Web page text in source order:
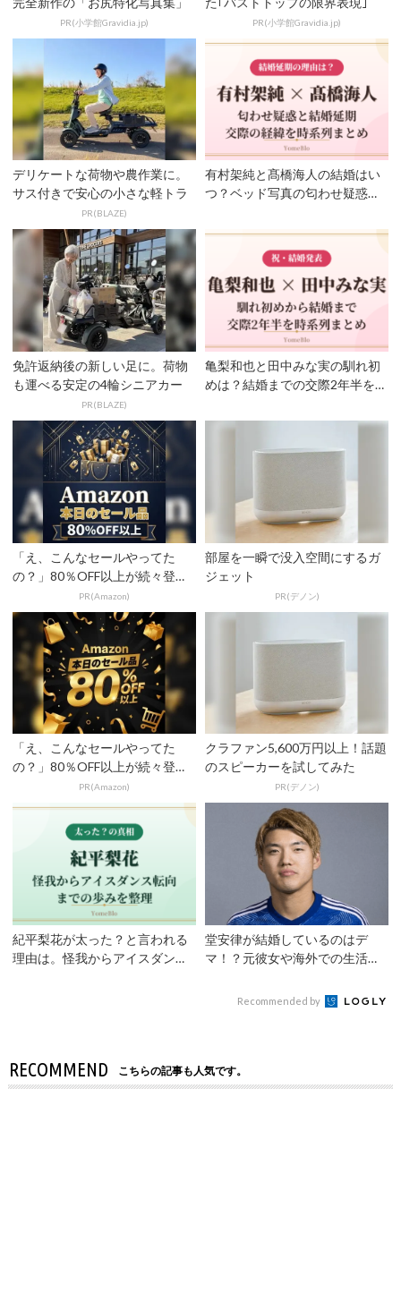
PR(小学館Gravidia.jp) PR(小学館Gravidia.jp)
デリケートな荷物や農作業に。
サス付きで安心の小さな軽トラ
PR(BLAZE)
有村架純と髙橋海人の結婚はい
つ？ベッド写真の匂わせ疑惑
免許返納後の新しい足に。荷物
も運べる安定の4輪シニアカー
PR(BLAZE)
亀梨和也と田中みな実の馴れ初
めは？結婚までの交際2年半を時
「え、こんなセールやってた
の？」80％OFF以上が続々登
場！Amazonの本気が...
PR(Amazon)
部屋を一瞬で没入空間にするガ
ジェット
PR(デノン)
「え、こんなセールやってた
の？」80％OFF以上が続々登
場！Amazonの本気が...
PR(Amazon)
クラファン5,600万円以上！話題
のスピーカーを試してみた
PR(デノン)
紀平梨花が太った？と言われる
理由は。怪我からアイスダンス
堂安律が結婚しているのはデ
マ！？元彼女や海外での生活な
Recommended by
RECOMMEND こちらの記事も人気です。